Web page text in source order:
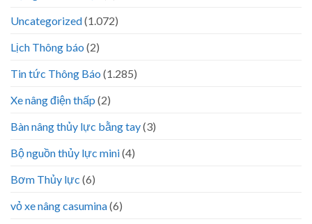
Uncategorized(1.072)
Lịch Thông báo (2)
Tin tức Thông Báo (1.285)
Xe nâng điện thấp (2)
Bàn nâng thủy lực bằng tay(3)
Bộ nguồn thủy lực mini(4)
Bơm Thủy lực (6)
vỏ xe nâng casumina(6)